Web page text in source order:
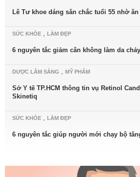
Lê Tư khoe dáng săn chắc tuổi 55 nhờ
SỨC KHỎE , LÀM ĐẸP
6 nguyên tắc giảm cân không làm da
DƯỢC LÂM SÀNG , MỸ PHẨM
Sở Y tế TP.HCM thông tin vụ Retinol
Skinetiq
SỨC KHỎE , LÀM ĐẸP
6 nguyên tắc giúp người mới chạy bộ